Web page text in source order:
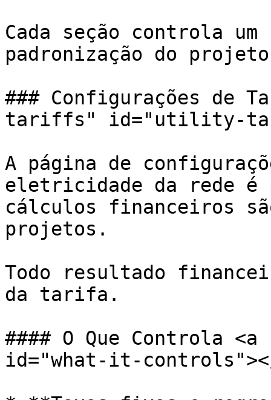
Cada seção controla
padronização do
### Configurações
tariffs" id="utility-
A página de
eletricidade da rede é
cálculos financeiros
projetos.
Todo resultado
da tarifa.
#### O Que Controla
id="what-it-